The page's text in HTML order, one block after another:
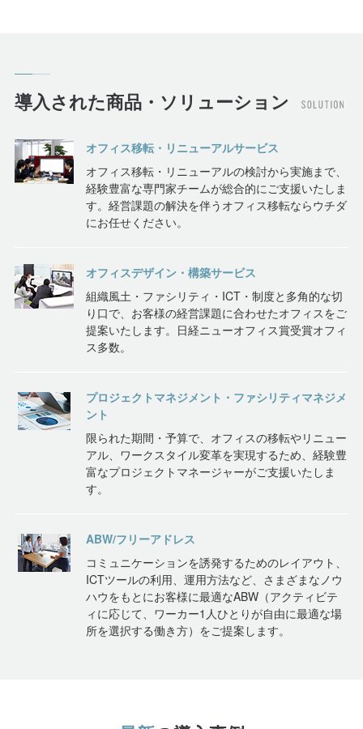
オフィス移転・リニューアルの検討から実施まで、
経験豊富な専門家チームが総合的にご支援いたしま
す。経営課題の解決を伴うオフィス移転ならウチダ
にお任せください。
組織風土・ファシリティ・ICT・制度と多角的な切
り口で、お客様の経営課題に合わせたオフィスをご
提案いたします。日経ニューオフィス賞受賞オフィ
ス多数。
ント
限られた期間・予算で、オフィスの移転やリニュー
アル、ワークスタイル変革を実現するため、経験豊
富なプロジェクトマネージャーがご支援いたしま
す。
コミュニケーションを誘発するためのレイアウト、
ICTツールの利用、運用方法など、さまざまなノウ
ハウをもとにお客様に最適なABW（アクティビテ
ィに応じて、ワーカー1人ひとりが自由に最適な場
所を選択する働き方）をご提案します。